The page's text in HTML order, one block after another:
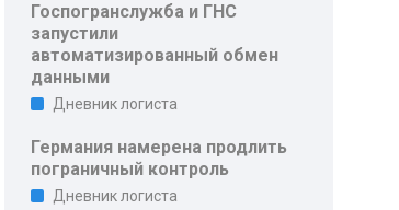
Госпогранслужба и ГНС
запустили
автоматизированный обмен
данными
Дневник логиста
Германия намерена продлить
пограничный контроль
Дневник логиста